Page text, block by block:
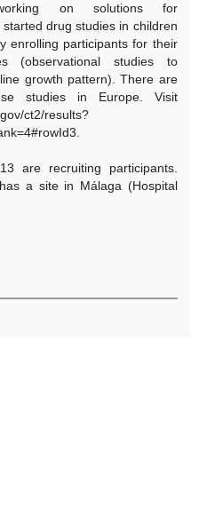
on solutions for
drug studies in children
enrolling participants for their
(observational studies to
growth pattern). There are
studies in Europe. Visit
ct2/results?
are recruiting participants.
a site in Málaga (Hospital